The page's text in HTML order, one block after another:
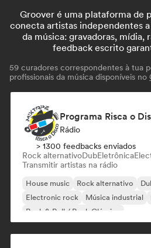
Groover é uma plataforma de
conecta artistas independentes
da música: gravadoras, mídia,
feedback escrito
59 curadores correspondentes à tua
profissionais da música disponíveis no
Programa Risca o
Rádio
> 1300 feedbacks enviados
Rock alternativoDubEletrônica
Transmitir artistas na rádio
House music Rock alternativo
Electronic rock
Música industrial
Rock & Roll / Rock Clássico